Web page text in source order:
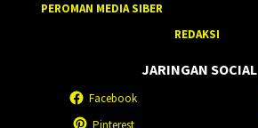
PEROMAN MEDIA SIBER
REDAKSI
JARINGAN SOCIAL
Facebook